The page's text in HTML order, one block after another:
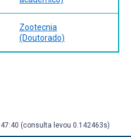
Zootecnia
(Doutorado)
(consulta levou 0.142463s)